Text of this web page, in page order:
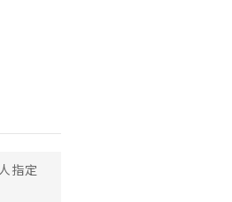
指定